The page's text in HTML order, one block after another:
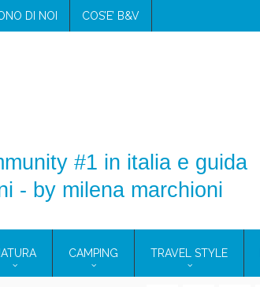
DI NOI COS’E’ B&V
#1 in italia e guida
- by milena marchioni
CAMPING TRAVEL STYLE